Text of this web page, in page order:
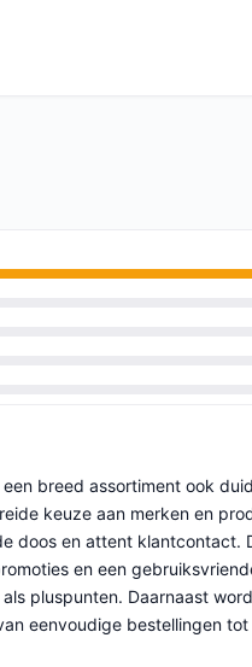
breed assortiment ook
keuze aan merken en
doos en attent klantcontact.
en een
pluspunten. Daarnaast
eenvoudige bestellingen